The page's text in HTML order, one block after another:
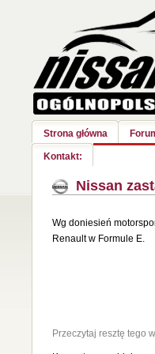
Strona główna
Kontakt:
Nissan
Wg doniesień
Renault w Formule E.
Przeczytaj resztę tego